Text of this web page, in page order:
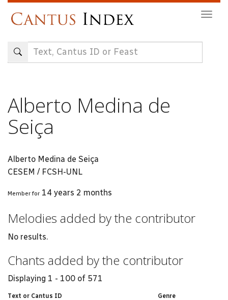
content
Alberto Medina de
Seiça
Alberto Medina de Seiça
CESEM / FCSH-UNL
Member for 14 years 2 months
Melodies added by the contributor
No results.
Chants added by the contributor
Displaying 1 - 100 of 571
Text or Cantus ID Genre